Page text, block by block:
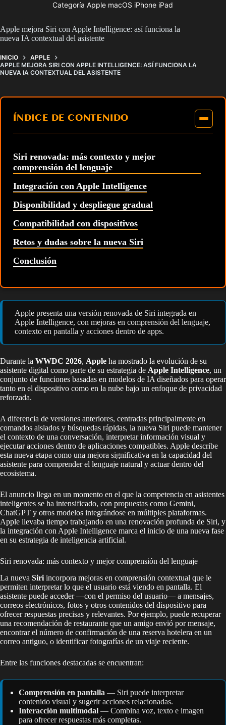
Categoría Apple macOS iPhone iPad
Apple mejora Siri con Apple Intelligence: así funciona la
nueva IA contextual del asistente
INICIO
APPLE
APPLE MEJORA SIRI CON APPLE INTELLIGENCE: ASÍ FUNCIONA LA
NUEVA IA CONTEXTUAL DEL ASISTENTE
ÍNDICE DE CONTENIDO
Siri renovada: más contexto y mejor
comprensión del lenguaje
Integración con Apple Intelligence
Disponibilidad y despliegue gradual
Compatibilidad con dispositivos
Retos y dudas sobre la nueva Siri
Conclusión
Apple presenta una versión renovada de Siri integrada en
Apple Intelligence, con mejoras en comprensión del lenguaje,
contexto en pantalla y acciones dentro de apps.
Durante la WWDC 2026, Apple ha mostrado la evolución de su
asistente digital como parte de su estrategia de Apple Intelligence, un
conjunto de funciones basadas en modelos de IA diseñados para operar
tanto en el dispositivo como en la nube bajo un enfoque de privacidad
reforzada.
A diferencia de versiones anteriores, centradas principalmente en
comandos aislados y búsquedas rápidas, la nueva Siri puede mantener
el contexto de una conversación, interpretar información visual y
ejecutar acciones dentro de aplicaciones compatibles. Apple describe
esta nueva etapa como una mejora significativa en la capacidad del
asistente para comprender el lenguaje natural y actuar dentro del
ecosistema.
El anuncio llega en un momento en el que la competencia en asistentes
inteligentes se ha intensificado, con propuestas como Gemini,
ChatGPT y otros modelos integrándose en múltiples plataformas.
Apple llevaba tiempo trabajando en una renovación profunda de Siri, y
la integración con Apple Intelligence marca el inicio de una nueva fase
en su estrategia de inteligencia artificial.
Siri renovada: más contexto y mejor comprensión del lenguaje
La nueva Siri incorpora mejoras en comprensión contextual que le
permiten interpretar lo que el usuario está viendo en pantalla. El
asistente puede acceder —con el permiso del usuario— a mensajes,
correos electrónicos, fotos y otros contenidos del dispositivo para
ofrecer respuestas precisas y relevantes. Por ejemplo, puede recuperar
una recomendación de restaurante que un amigo envió por mensaje,
encontrar el número de confirmación de una reserva hotelera en un
correo antiguo, o identificar fotografías de un viaje reciente.
Entre las funciones destacadas se encuentran:
Comprensión en pantalla — Siri puede interpretar
contenido visual y sugerir acciones relacionadas.
Interacción multimodal — Combina voz, texto e imagen
para ofrecer respuestas más completas.